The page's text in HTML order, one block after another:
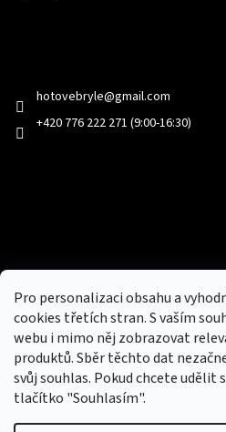
Pro personalizaci obsahu a
cookies třetích stran. S vaším
webu i mimo něj zobrazovat
produktů. Sběr těchto dat
svůj souhlas. Pokud chcete udělit
tlačítko "Souhlasím".
hotovebryle@gmail.com
+420 776 222 271 (9:00-16:30)
Nový obchod s batohy, cestovními